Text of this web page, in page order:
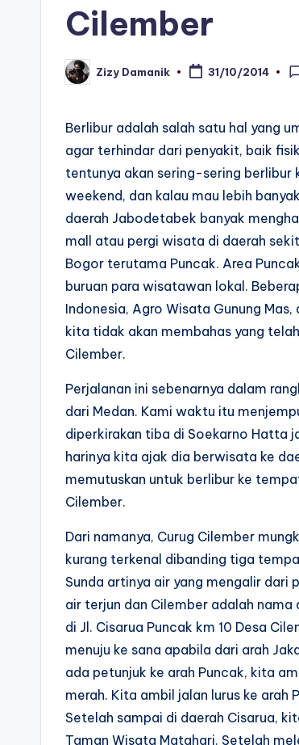
Cilember
Posted
by
Zizy Damanik 31/10/2014
Berlibur adalah salah satu hal yang
agar terhindar dari penyakit, baik
tentunya akan sering-sering berlibur
weekend, dan kalau mau lebih
daerah Jabodetabek banyak
mall atau pergi wisata di daerah
Bogor terutama Puncak. Area
buruan para wisatawan lokal.
Indonesia, Agro Wisata Gunung
kita tidak akan membahas yang
Cilember.
Perjalanan ini sebenarnya dalam
dari Medan. Kami waktu itu
diperkirakan tiba di Soekarno Hatta
harinya kita ajak dia berwisata ke
memutuskan untuk berlibur ke
Cilember.
Dari namanya, Curug Cilember
kurang terkenal dibanding tiga
Sunda artinya air yang mengalir
air terjun dan Cilember adalah
di Jl. Cisarua Puncak km 10 Desa
menuju ke sana apabila dari arah
ada petunjuk ke arah Puncak, kita
merah. Kita ambil jalan lurus ke arah
Setelah sampai di daerah Cisarua,
Taman Wisata Matahari. Setelah